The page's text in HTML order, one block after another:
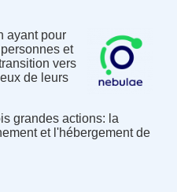
ayant pour
et
vers
de leurs
grandes actions: la
et l'hébergement de